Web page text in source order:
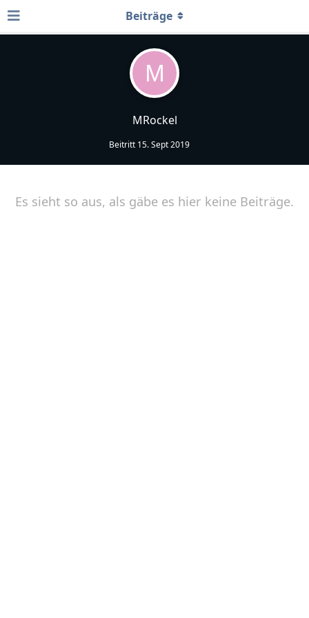
M
MRockel
Beitritt 15. Sept 2019
Beiträge
Es sieht so aus, als gäbe es hier keine Beiträge.